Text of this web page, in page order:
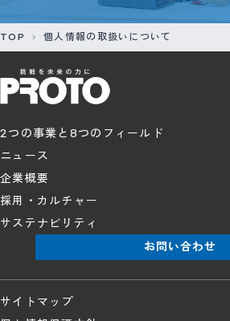
TOP 個人情報の取扱いについて
2つの事業と8つのフィールド
ニュース
企業概要
採用・カルチャー
サステナビリティ
お問い合わせ
サイトマップ